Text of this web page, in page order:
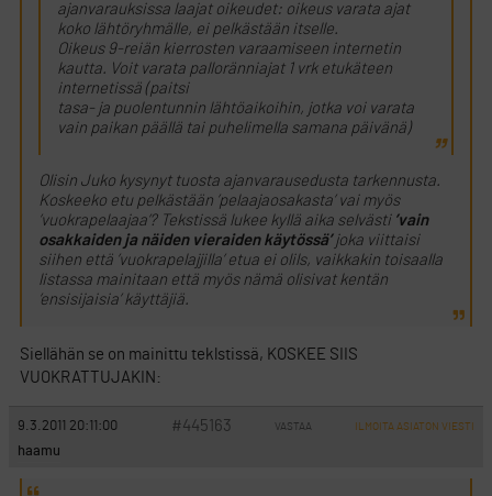
ajanvarauksissa laajat oikeudet: oikeus varata ajat
koko lähtöryhmälle, ei pelkästään itselle.
Oikeus 9-reiän kierrosten varaamiseen internetin
kautta. Voit varata palloränniajat 1 vrk etukäteen
internetissä (paitsi
tasa- ja puolentunnin lähtöaikoihin, jotka voi varata
vain paikan päällä tai puhelimella samana päivänä)
Olisin Juko kysynyt tuosta ajanvarausedusta tarkennusta.
Koskeeko etu pelkästään ’pelaajaosakasta’ vai myös
’vuokrapelaajaa’? Tekstissä lukee kyllä aika selvästi ’vain
osakkaiden ja näiden vieraiden käytössä’joka viittaisi
siihen että ’vuokrapelajjilla’ etua ei olils, vaikkakin toisaalla
listassa mainitaan että myös nämä olisivat kentän
’ensisijaisia’ käyttäjiä.
Siellähän se on mainittu teklstissä, KOSKEE SIIS
VUOKRATTUJAKIN:
9.3.2011 20:11:00 #445163 VASTAA ILMOITA ASIATON VIESTI
haamu